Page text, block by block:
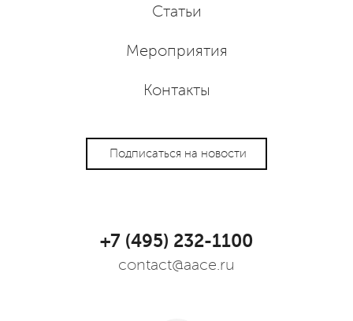
Статьи
Мероприятия
Контакты
Подписаться на новости
+7 (495) 232-1100
contact@aace.ru